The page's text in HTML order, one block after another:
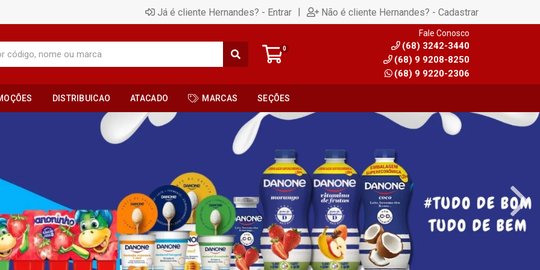
Já é cliente Hernandes? - Entrar | Não é cliente Hernandes? - Cadastrar
0
Fale Conosco
(68) 3242-3440
(68) 9 9208-8250
(68) 9 9220-2306
DISTRIBUICAO ATACADO MARCAS SEÇÕES